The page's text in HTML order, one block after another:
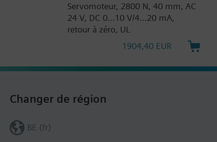
Servomoteur, 2800 N, 40 mm, AC
24 V, DC 0...10 V/4...20 mA,
retour à zéro, UL
1904,40 EUR
Changer de région
BE (fr)